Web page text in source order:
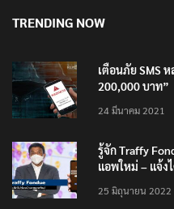
เตือนภัย SMS
24 มีนาคม 2021
รู้จัก Traffy
แอพใหม่ – แจ้ง